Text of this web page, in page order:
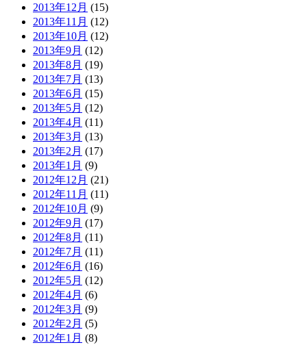
2013年12月 (15)
2013年11月 (12)
2013年10月 (12)
2013年9月 (12)
2013年8月 (19)
2013年7月 (13)
2013年6月 (15)
2013年5月 (12)
2013年4月 (11)
2013年3月 (13)
2013年2月 (17)
2013年1月 (9)
2012年12月 (21)
2012年11月 (11)
2012年10月 (9)
2012年9月 (17)
2012年8月 (11)
2012年7月 (11)
2012年6月 (16)
2012年5月 (12)
2012年4月 (6)
2012年3月 (9)
2012年2月 (5)
2012年1月 (8)